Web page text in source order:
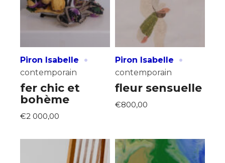
Piron Isabelle ·
contemporain
fer chic et
bohème
€2 000,00
Piron Isabelle ·
contemporain
fleur sensuelle
€800,00